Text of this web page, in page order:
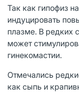
Так как гипофиз
индуцировать
плазме. В редких
может
гинекомастии.
Отмечались
как сыпь и